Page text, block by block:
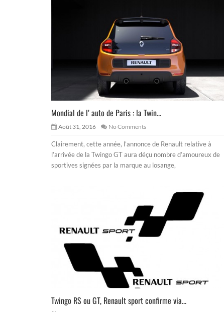
Mondial de l’ auto de Paris : la Twin...
Août 31, 2016 No Comments
Clairement, cette année, l’annonce de Renault relative à
l’arrivée de la Twingo GT aura déçu nombre d’amoureux de
sportives signées par la marque au losange,
Twingo RS ou GT, Renault sport confirme via...